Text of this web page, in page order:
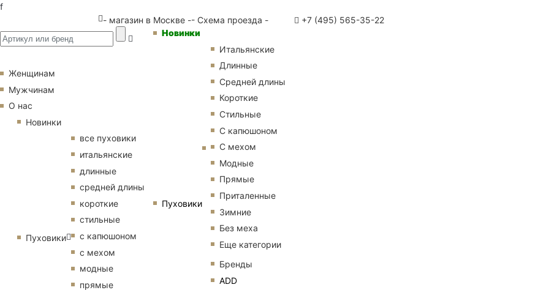
f
- магазин в Москве -- Схема проезда - +7 (495) 565-35-22
Новинки
Пуховики
Итальянские
Длинные
Средней длины
Короткие
Стильные
С капюшоном
С мехом
Модные
Прямые
Приталенные
Зимние
Без меха
Еще категории
Бренды
ADD
Женщинам
Мужчинам
О нас
Новинки
Пуховики
все пуховики
итальянские
длинные
средней длины
короткие
стильные
с капюшоном
с мехом
модные
прямые